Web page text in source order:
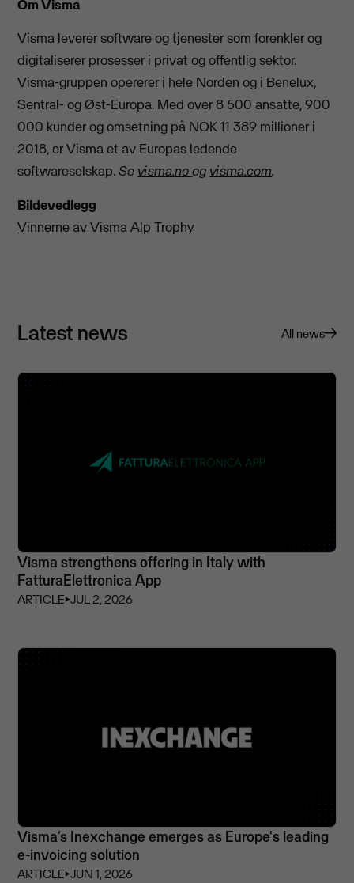
Om Visma
Visma leverer software og tjenester som forenkler og
digitaliserer prosesser i privat og offentlig sektor.
Visma-gruppen opererer i hele Norden og i Benelux,
Sentral- og Øst-Europa. Med over 8 500 ansatte, 900
000 kunder og omsetning på NOK 11 389 millioner i
2018, er Visma et av Europas ledende
softwareselskap.Se visma.noog visma.com.
Bildevedlegg
Vinnerne av Visma Alp Trophy
Latest news All news
Visma strengthens offering in Italy with
FatturaElettronica App
ARTICLE⏵JUL 2, 2026
Visma’s Inexchange emerges as Europe's leading
e-invoicing solution
ARTICLE⏵JUN 1, 2026